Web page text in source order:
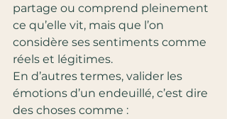
partage ou comprend pleinement
ce qu’elle vit, mais que l’on
considère ses sentiments comme
réels et légitimes.
En d’autres termes, valider les
émotions d’un endeuillé, c’est dire
des choses comme :